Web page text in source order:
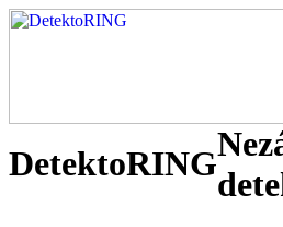
DetektoRING